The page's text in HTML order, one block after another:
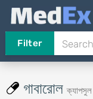
Filter
গাবারোলক্যাপসুল